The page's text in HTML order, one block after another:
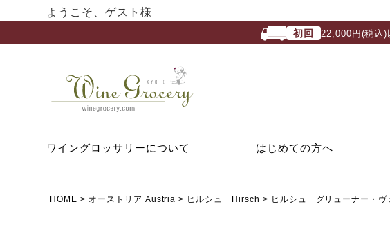
ようこそ、ゲスト様
初回 22,000円(税込)
ワイングロッサリーについて はじめての方へ
HOME オーストリア Austria ヒルシュ Hirsch ヒルシュ グリューナー・